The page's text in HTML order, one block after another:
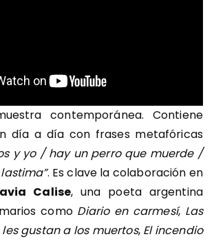
contemporánea. Contiene
día a día con frases metafóricas
y yo / hay un perro que muerde /
. Es clave la colaboración en
Calise, una poeta argentina
como Diario en carmesí, Las
gustan a los muertos, El incendio